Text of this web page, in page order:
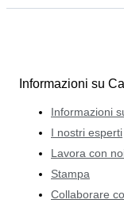
Informazioni su
Informazioni
I nostri esperti
Lavora con
Stampa
Collaborare